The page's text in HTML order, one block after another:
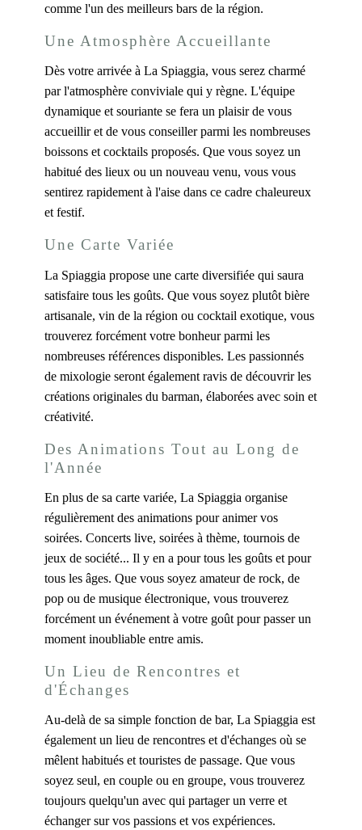
comme l'un des meilleurs bars de la région.
Une Atmosphère Accueillante
Dès votre arrivée à La Spiaggia, vous serez charmé
par l'atmosphère conviviale qui y règne. L'équipe
dynamique et souriante se fera un plaisir de vous
accueillir et de vous conseiller parmi les nombreuses
boissons et cocktails proposés. Que vous soyez un
habitué des lieux ou un nouveau venu, vous vous
sentirez rapidement à l'aise dans ce cadre chaleureux
et festif.
Une Carte Variée
La Spiaggia propose une carte diversifiée qui saura
satisfaire tous les goûts. Que vous soyez plutôt bière
artisanale, vin de la région ou cocktail exotique, vous
trouverez forcément votre bonheur parmi les
nombreuses références disponibles. Les passionnés
de mixologie seront également ravis de découvrir les
créations originales du barman, élaborées avec soin et
créativité.
Des Animations Tout au Long de
l'Année
En plus de sa carte variée, La Spiaggia organise
régulièrement des animations pour animer vos
soirées. Concerts live, soirées à thème, tournois de
jeux de société... Il y en a pour tous les goûts et pour
tous les âges. Que vous soyez amateur de rock, de
pop ou de musique électronique, vous trouverez
forcément un événement à votre goût pour passer un
moment inoubliable entre amis.
Un Lieu de Rencontres et
d'Échanges
Au-delà de sa simple fonction de bar, La Spiaggia est
également un lieu de rencontres et d'échanges où se
mêlent habitués et touristes de passage. Que vous
soyez seul, en couple ou en groupe, vous trouverez
toujours quelqu'un avec qui partager un verre et
échanger sur vos passions et vos expériences.